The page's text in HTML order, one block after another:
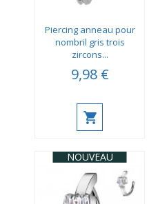
Piercing anneau pour
nombril gris trois
zircons...
9,98 €
NOUVEAU